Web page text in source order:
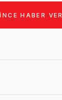
HABER VER